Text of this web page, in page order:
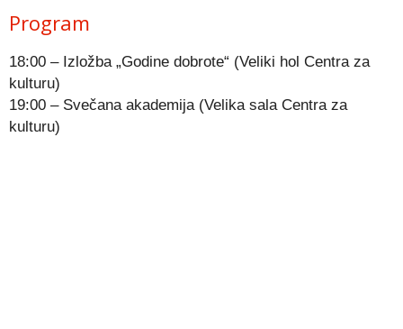
Program
18:00 – Izložba „Godine dobrote“ (Veliki hol Centra za
kulturu)
19:00 – Svečana akademija (Velika sala Centra za
kulturu)